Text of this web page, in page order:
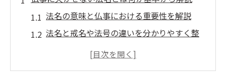
法名の意味と仏事における重要性を解説
法名と戒名や法号の違いを分かりやすく整